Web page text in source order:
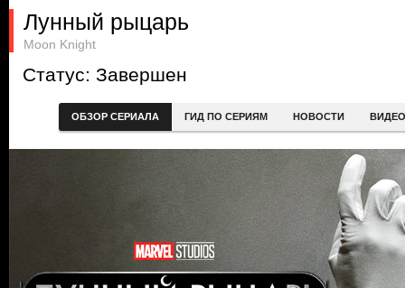
Лунный рыцарь
Moon Knight
Статус: Завершен
ОБЗОР СЕРИАЛА ГИД ПО СЕРИЯМ НОВОСТИ ВИДЕО